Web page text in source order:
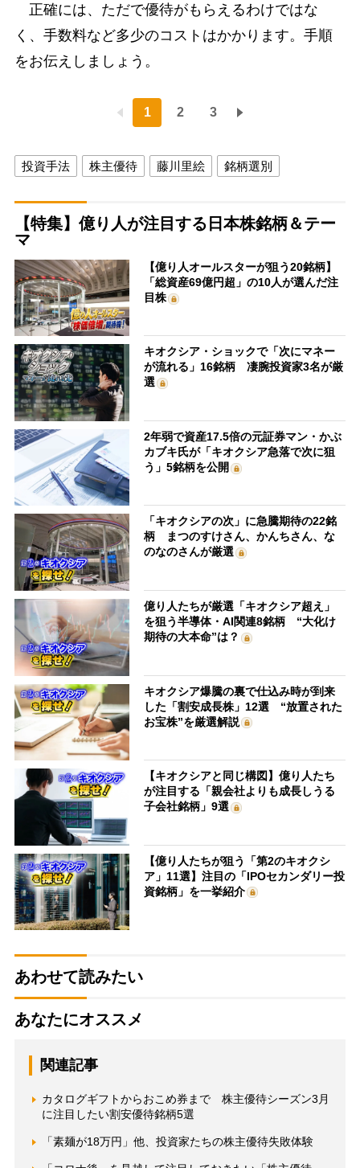
正確には、ただで優待がもらえるわけではな
く、手数料など多少のコストはかかります。手順
をお伝えしましょう。
1 2 3
投資手法 株主優待 藤川里絵 銘柄選別
【特集】億り人が注目する日本株銘柄＆テー
マ
【億り人オールスターが狙う20銘柄】
「総資産69億円超」の10人が選んだ注
目株
キオクシア・ショックで「次にマネー
が流れる」16銘柄 凄腕投資家3名が厳
選
2年弱で資産17.5倍の元証券マン・かぶ
カブキ氏が「キオクシア急落で次に狙
う」5銘柄を公開
「キオクシアの次」に急騰期待の22銘
柄 まつのすけさん、かんちさん、な
のなのさんが厳選
億り人たちが厳選「キオクシア超え」
を狙う半導体・AI関連8銘柄 “大化け
期待の大本命”は？
キオクシア爆騰の裏で仕込み時が到来
した「割安成長株」12選 “放置された
お宝株”を厳選解説
【キオクシアと同じ構図】億り人たち
が注目する「親会社よりも成長しうる
子会社銘柄」9選
【億り人たちが狙う「第2のキオクシ
ア」11選】注目の「IPOセカンダリー投
資銘柄」を一挙紹介
あわせて読みたい
あなたにオススメ
関連記事
カタログギフトからおこめ券まで 株主優待シーズン3月
に注目したい割安優待銘柄5選
「素麺が18万円」他、投資家たちの株主優待失敗体験